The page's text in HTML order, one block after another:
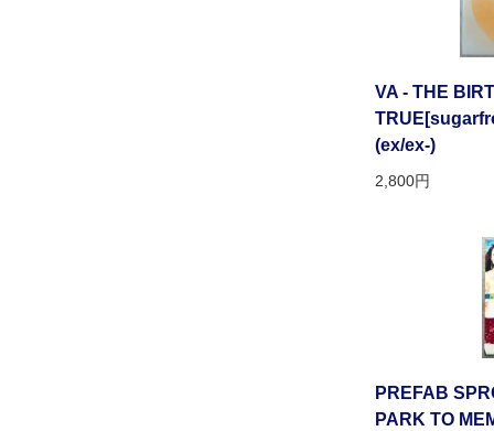
VA - THE
(ex/ex-)
2,800円
PREFAB
PARK TO